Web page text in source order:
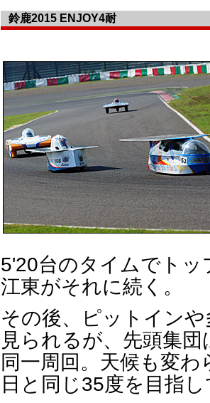
鈴鹿2015 ENJOY4耐
5'20台のタイムでトッ
江東がそれに続く。
その後、ピットイン
見られるが、先頭集
同一周回。天候も変
日と同じ35度を目指